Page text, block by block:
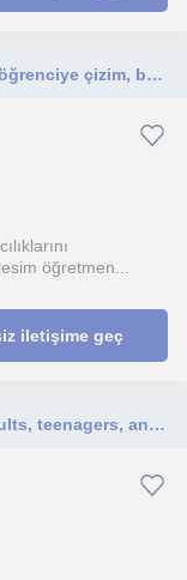
Online resim derslerimde her seviyeden öğrenciye çizim, boyama ve bir çok farklı teknikleri keyifle öğretiyorum.
öğretmen...
iletişime geç
Experienced English teacher helping adults, teenagers, and professionals achieve fluency through personalized online lessons